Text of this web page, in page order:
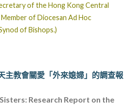
of the Hong Kong Central
of Diocesan Ad Hoc
of Bishops.)
主教會關愛「外來媳婦」的調查報
Research Report on the